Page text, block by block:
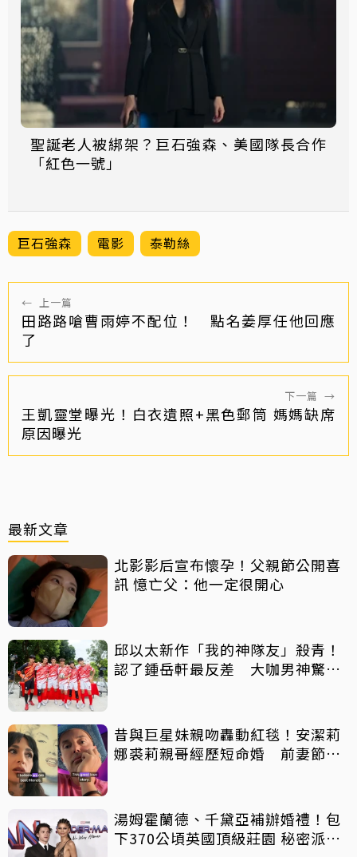
聖誕老人被綁架？巨石強森、美國隊長合作
「紅色一號」
巨石強森 電影 泰勒絲
← 上一篇
田路路嗆曹雨婷不配位！ 點名姜厚任他回應
了
下一篇 →
王凱靈堂曝光！白衣遺照+黑色郵筒 媽媽缺席
原因曝光
最新文章
北影影后宣布懷孕！父親節公開喜
訊 憶亡父：他一定很開心
邱以太新作「我的神隊友」殺青！
認了鍾岳軒最反差 大咖男神驚喜
昔與巨星妹親吻轟動紅毯！安潔莉
娜裘莉親哥經歷短命婚 前妻節目
湯姆霍蘭德、千黛亞補辦婚禮！包
下370公頃英國頂級莊園 秘密派對